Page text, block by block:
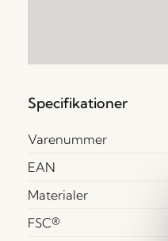
Specifikationer
Varenummer
EAN
Materialer
FSC®